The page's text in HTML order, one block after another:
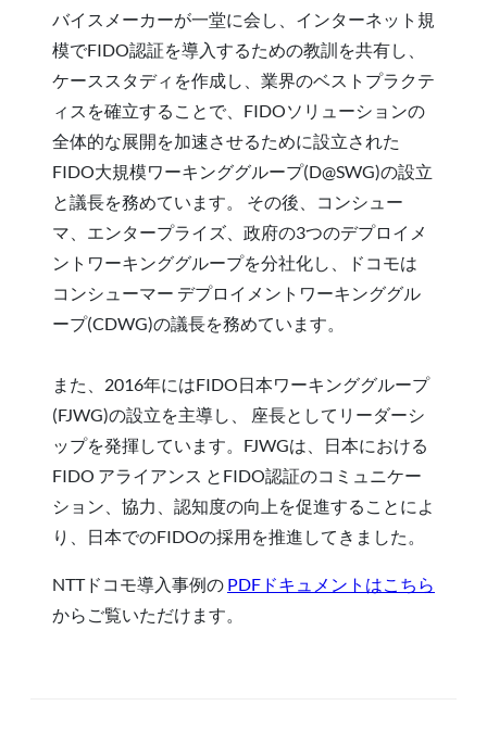
バイスメーカーが一堂に会し、インターネット規
模でFIDO認証を導入するための教訓を共有し、
ケーススタディを作成し、業界のベストプラクテ
ィスを確立することで、FIDOソリューションの
全体的な展開を加速させるために設立された
FIDO大規模ワーキンググループ(D@SWG)の設立
と議長を務めています。 その後、コンシュー
マ、エンタープライズ、政府の3つのデプロイメ
ントワーキンググループを分社化し、ドコモは
コンシューマー デプロイメントワーキンググル
ープ(CDWG)の議長を務めています。
また、2016年にはFIDO日本ワーキンググループ
(FJWG)の設立を主導し、 座長としてリーダーシ
ップを発揮しています。FJWGは、日本における
FIDO アライアンス とFIDO認証のコミュニケー
ション、協力、認知度の向上を促進することによ
り、日本でのFIDOの採用を推進してきました。
NTTドコモ導入事例の PDFドキュメントはこちら
からご覧いただけます。